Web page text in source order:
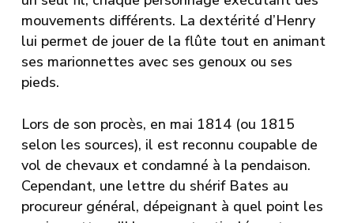
mouvements différents. La dextérité d’Henry
lui permet de jouer de la flûte tout en animant
ses marionnettes avec ses genoux ou ses
pieds.
Lors de son procès, en mai 1814 (ou 1815
selon les sources), il est reconnu coupable de
vol de chevaux et condamné à la pendaison.
Cependant, une lettre du shérif Bates au
procureur général, dépeignant à quel point les